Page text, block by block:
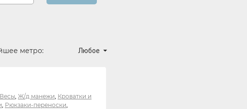
метро: Любое
Весы Ж/д манежи Кроватки и
Рюкзаки-переноски